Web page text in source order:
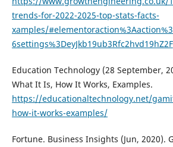
trends-for-2022-2025-top-stats-facts-
xamples/
Education Technology (28 September,
What It Is, How It Works, Examples.
https://educationaltechnology.net/
how-it-works-examples/
Fortune. Business Insights (Jun, 2020).